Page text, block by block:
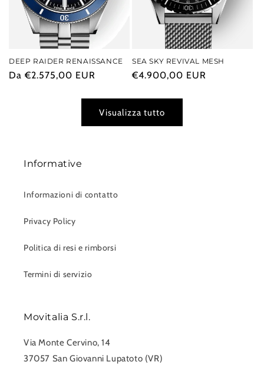
DEEP RAIDER RENAISSANCE
Prezzo
Da €2.575,00 EUR
SEA SKY REVIVAL MESH
Prezzo
€4.900,00 EUR
Visualizza tutto
Informative
Informazioni di contatto
Privacy Policy
Politica di resi e rimborsi
Termini di servizio
Movitalia S.r.l.
Via Monte Cervino, 14
37057 San Giovanni Lupatoto (VR)